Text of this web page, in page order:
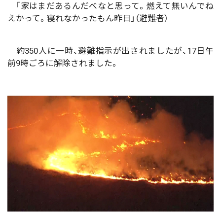
「家はまだあるんだべなと思って。燃えて無いんでね
えかって。寝れなかったもん昨日」（避難者）
約350人に一時、避難指示が出されましたが、17日午
前9時ごろに解除されました。